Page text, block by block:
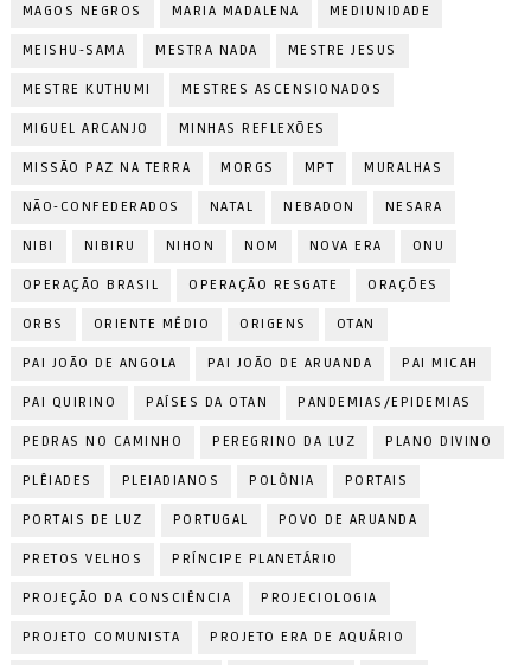
MAGOS NEGROS MARIA MADALENA MEDIUNIDADE
MEISHU-SAMA MESTRA NADA MESTRE JESUS
MESTRE KUTHUMI MESTRES ASCENSIONADOS
MIGUEL ARCANJO MINHAS REFLEXÕES
MISSÃO PAZ NA TERRA MORGS MPT MURALHAS
NÃO-CONFEDERADOS NATAL NEBADON NESARA
NIBI NIBIRU NIHON NOM NOVA ERA ONU
OPERAÇÃO BRASIL OPERAÇÃO RESGATE ORAÇÕES
ORBS ORIENTE MÉDIO ORIGENS OTAN
PAI JOÃO DE ANGOLA PAI JOÃO DE ARUANDA PAI MICAH
PAI QUIRINO PAÍSES DA OTAN PANDEMIAS/EPIDEMIAS
PEDRAS NO CAMINHO PEREGRINO DA LUZ PLANO DIVINO
PLÊIADES PLEIADIANOS POLÔNIA PORTAIS
PORTAIS DE LUZ PORTUGAL POVO DE ARUANDA
PRETOS VELHOS PRÍNCIPE PLANETÁRIO
PROJEÇÃO DA CONSCIÊNCIA PROJECIOLOGIA
PROJETO COMUNISTA PROJETO ERA DE AQUÁRIO